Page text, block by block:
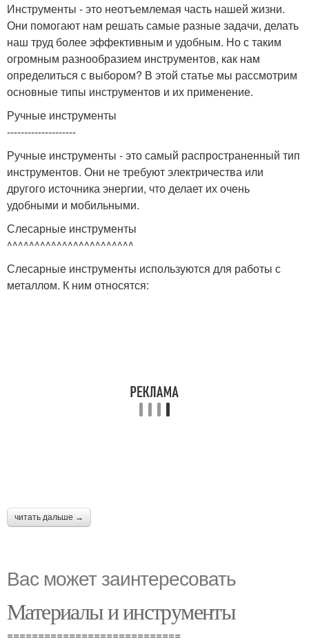
Инструменты - это неотъемлемая часть нашей жизни.
Они помогают нам решать самые разные задачи, делать
наш труд более эффективным и удобным. Но с таким
огромным разнообразием инструментов, как нам
определиться с выбором? В этой статье мы рассмотрим
основные типы инструментов и их применение.
Ручные инструменты
--------------------
Ручные инструменты - это самый распространенный тип
инструментов. Они не требуют электричества или
другого источника энергии, что делает их очень
удобными и мобильными.
Слесарные инструменты
^^^^^^^^^^^^^^^^^^^^^^^
Слесарные инструменты используются для работы с
металлом. К ним относятся:
читать дальше →
Вас может заинтересовать
Материалы и инструменты
============================